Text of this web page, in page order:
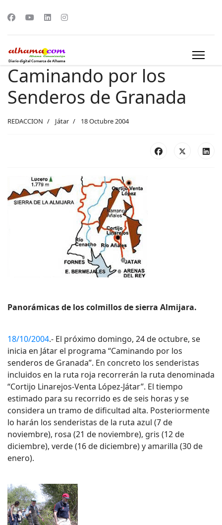
Caminando por los
Senderos de Granada
REDACCION Játar 18 Octubre 2004
Panorámicas de los colmillos de sierra Almijara.
18/10/2004.- El próximo domingo, 24 de octubre, se
inicia en Játar el programa “Caminando por los
senderos de Granada”. En concreto los senderistas
incluidos en la ruta roja recorrerán la ruta denominada
“Cortijo Linarejos-Venta López-Játar”. El tiempo
estimado para su recorrido es de seis horas y se
considera un tramo de dificultad alta. Posteriormente
lo harán los senderistas de la ruta azul (7 de
noviembre), rosa (21 de noviembre), gris (12 de
diciembre), verde (16 de diciembre) y amarilla (30 de
enero).